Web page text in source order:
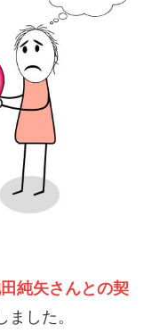
純矢さんとの契
した。